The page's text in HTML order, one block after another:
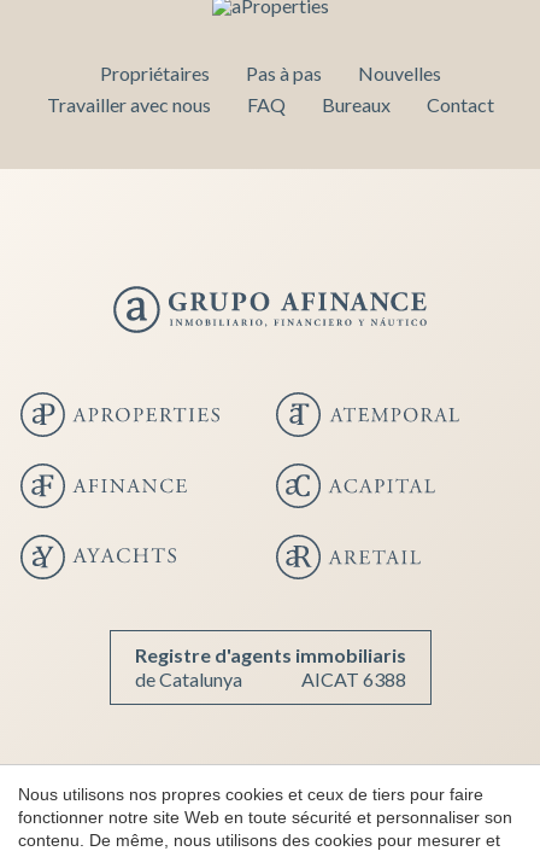
Propriétaires Pas à pas
Nouvelles
Travailler avec nous
FAQ Bureaux Contact
Registre d'agents immobiliaris
de Catalunya
AICAT 6388
Immobilier de Luxe
AICAT 6388
Nous utilisons nos propres cookies et ceux de tiers pour faire
fonctionner notre site Web en toute sécurité et personnaliser son
contenu. De même, nous utilisons des cookies pour mesurer et
Enregistrer les paramètres Tout accepter